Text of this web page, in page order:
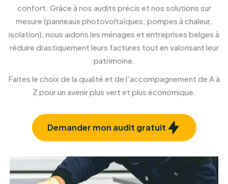
Rénovation et isolation façade
Confort et esthétique, à l'intérieur comme à
l'extérieur.